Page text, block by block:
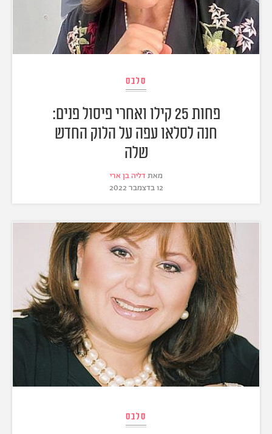
סלבס
פחות 25 קילו ואחרי פיסול פנים:
חנה לסלאו עפה על הלוק החדש
שלה
מאת דליה בן ארי
12 בדצמבר 2022
סלבס